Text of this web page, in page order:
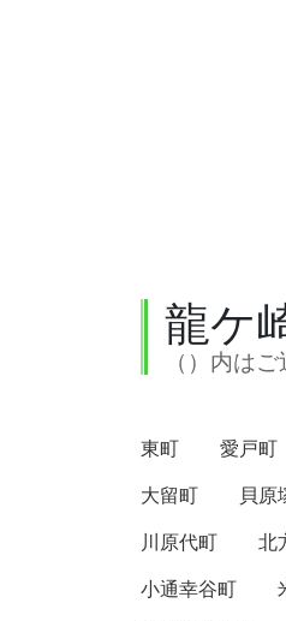
龍ケ
（）内は
東町 愛戸町
大留町
貝原
川原代町
北
小通幸谷町